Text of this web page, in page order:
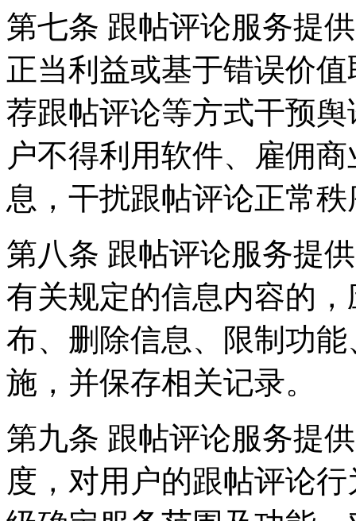
第七条 跟帖评论服务提
正当利益或基于错误价
荐跟帖评论等方式干预
户不得利用软件、雇佣
息，干扰跟帖评论正常
第八条 跟帖评论服务提
有关规定的信息内容的
布、删除信息、限制功
施，并保存相关记录。
第九条 跟帖评论服务提
度，对用户的跟帖评论